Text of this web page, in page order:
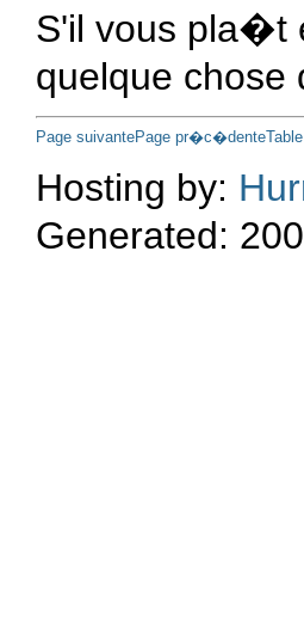
S'il vous pla�t
quelque chose
Page suivantePage pr�c�dente
Hosting by:
Generated: